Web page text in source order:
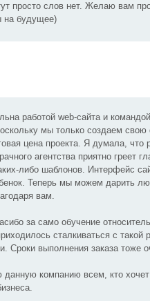
просто слов нет. Желаю вам
на будущее)
работой web-сайта и
мы только создаем
цена проекта. Я думала, что
агентства приятно греет
либо шаблонов. Интерфейс
Теперь мы можем дарить
вам.
за само обучение
сталкиваться с такой
Сроки выполнения заказа тоже
компанию всем, кто